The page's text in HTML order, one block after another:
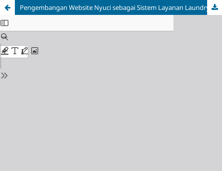
Pengembangan Website Nyuci sebagai Sistem Layanan Laundry Responsif Menggunakan Metode Scrum